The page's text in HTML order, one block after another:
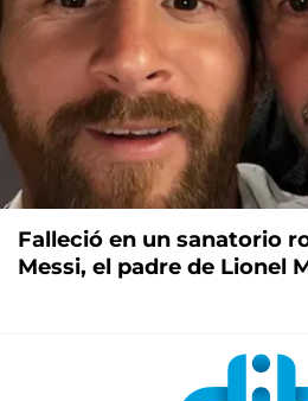
Falleció en un sanatorio
Messi, el padre de Lionel